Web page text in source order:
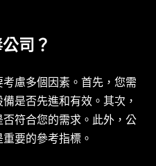
司？
慮多個因素。首先，您需
是否先進和有效。其次，
符合您的需求。此外，公
要的參考指標。